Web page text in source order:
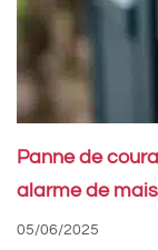
Panne de
alarme de
05/06/2025